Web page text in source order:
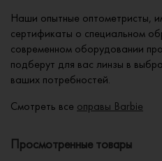
Наши опытные оптометристы,
сертификаты о специальном
современном оборудовании
подберут для вас линзы в
ваших потребностей.
Смотреть все оправы Barbie
Просмотренные товары